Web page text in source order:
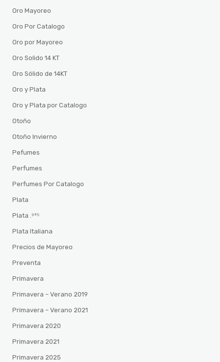
Oro Mayoreo
Oro Por Catalogo
Oro por Mayoreo
Oro Solido 14 KT
Oro Sólido de 14KT
Oro y Plata
Oro y Plata por Catalogo
Otoño
Otoño Invierno
Pefumes
Perfumes
Perfumes Por Catalogo
Plata
Plata .⁹²⁵
Plata Italiana
Precios de Mayoreo
Preventa
Primavera
Primavera – Verano 2019
Primavera – Verano 2021
Primavera 2020
Primavera 2021
Primavera 2025